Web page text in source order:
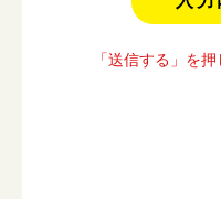
「送信する」を